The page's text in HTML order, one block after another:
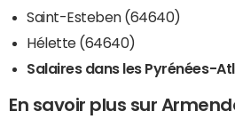
Saint-Esteben (64640)
Hélette (64640)
Salaires dans les Pyrénées-
En savoir plus sur